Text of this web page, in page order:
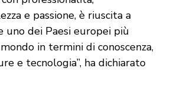
e passione, è riuscita a
uno dei Paesi europei più
in termini di conoscenza,
e tecnologia”, ha dichiarato